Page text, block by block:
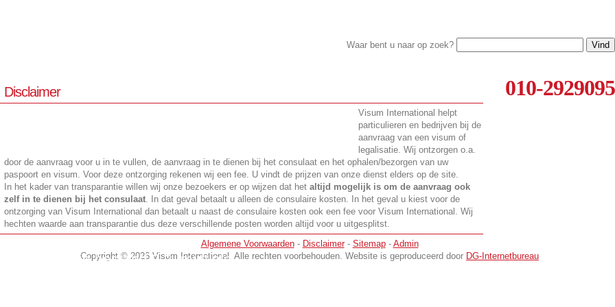
Waar bent u naar op zoek?
010-2929095
Visum kopie bestand 2 2, multiple
Disclaimer
Visum International helpt
particulieren en bedrijven bij de
aanvraag van een visum of
legalisatie. Wij ontzorgen o.a.
door de aanvraag voor u in te vullen, de aanvraag in te dienen bij het consulaat en het ophalen/bezorgen van uw
paspoort en visum. Voor deze ontzorging rekenen wij een fee. U vindt de prijzen van onze dienst elders op de site.
In het kader van transparantie willen wij onze bezoekers er op wijzen dat het altijd mogelijk is om de aanvraag ook
zelf in te dienen bij het consulaat. In dat geval betaalt u alleen de consulaire kosten. In het geval u kiest voor de
ontzorging van Visum International dan betaalt u naast de consulaire kosten ook een fee voor Visum International. Wij
hechten waarde aan transparantie dus deze verschillende posten worden altijd voor u uitgesplitst.
Algemene Voorwaarden- Disclaimer- Sitemap- Admin
Copyright © 2026 Visum International. Alle rechten voorbehouden. Website is geproduceerd door DG-Internetbureau